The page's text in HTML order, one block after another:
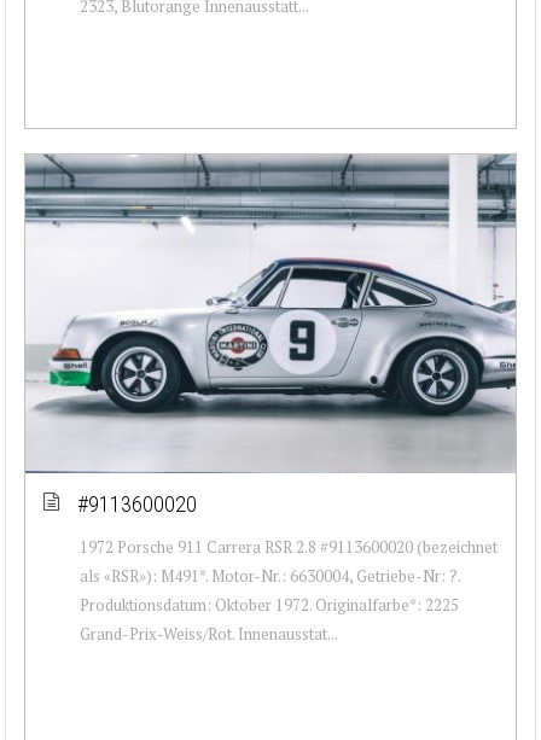
2323, Blutorange Innenausstatt...
#9113600020
1972 Porsche 911 Carrera RSR 2.8 #9113600020 (bezeichnet
als «RSR»): M491*. Motor-Nr.: 6630004, Getriebe-Nr: ?.
Produktionsdatum: Oktober 1972. Originalfarbe*: 2225
Grand-Prix-Weiss/Rot. Innenausstat...